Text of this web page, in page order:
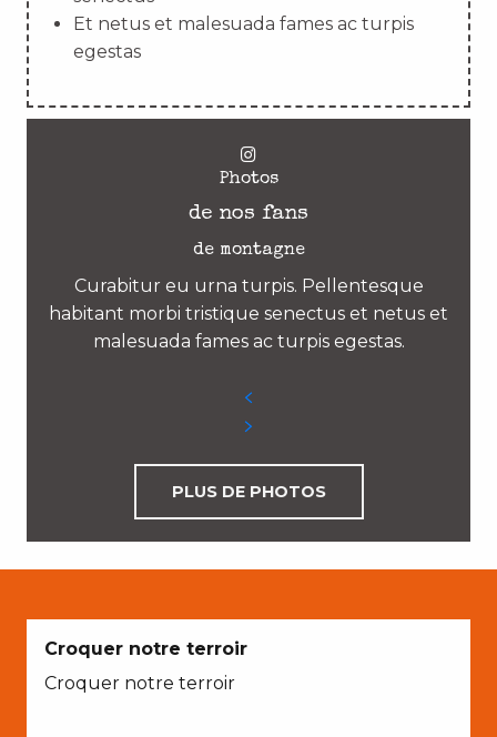
Et netus et malesuada fames ac turpis
egestas
Photos
de nos fans
de montagne
Curabitur eu urna turpis. Pellentesque
habitant morbi tristique senectus et netus et
malesuada fames ac turpis egestas.
PLUS DE PHOTOS
Croquer notre terroir
Croquer notre terroir